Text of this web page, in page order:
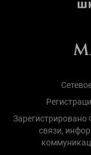
Зарегистрировано
связи,